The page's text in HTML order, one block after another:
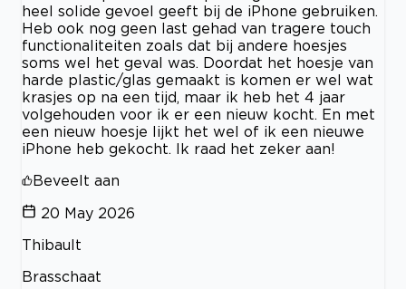
heel solide gevoel geeft bij de iPhone gebruiken.
Heb ook nog geen last gehad van tragere touch
functionaliteiten zoals dat bij andere hoesjes
soms wel het geval was. Doordat het hoesje van
harde plastic/glas gemaakt is komen er wel wat
krasjes op na een tijd, maar ik heb het 4 jaar
volgehouden voor ik er een nieuw kocht. En met
een nieuw hoesje lijkt het wel of ik een nieuwe
iPhone heb gekocht. Ik raad het zeker aan!
Beveelt aan
20 May 2026
Thibault
Brasschaat